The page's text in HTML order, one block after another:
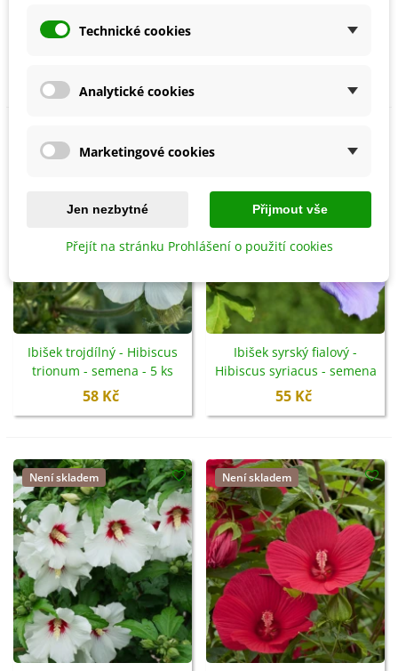
Ibišek súdánský - Hibiscus
sabdariffa - semena - 8 ks
Není skladem
Ibišek trojdílný - Hibiscus
trionum - semena - 5 ks
58 Kč
Ibišek syrský fialový -
Hibiscus syriacus - semena
- 12 ks
55 Kč
Není skladem Není skladem
Technické cookies
Analytické cookies
Marketingové cookies
Jen nezbytné Přijmout vše
Přejít na stránku Prohlášení o použití cookies